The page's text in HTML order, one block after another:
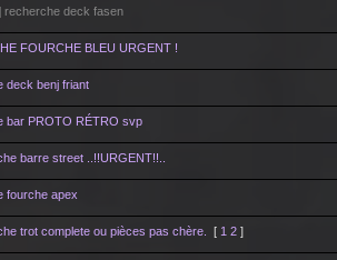
recherche deck fasen
FOURCHE BLEU URGENT !
deck benj friant
bar PROTO RÉTRO svp
barre street ..!!URGENT!!..
fourche apex
trot complete ou pièces pas chère. [ 1 2 ]